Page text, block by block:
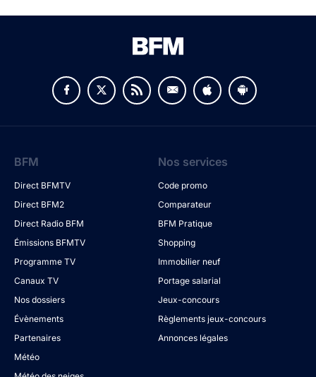
BFM
Direct BFMTV
Direct BFM2
Direct Radio BFM
Émissions BFMTV
Programme TV
Canaux TV
Nos dossiers
Évènements
Partenaires
Météo
Nos services
Code promo
Comparateur
BFM Pratique
Shopping
Immobilier neuf
Portage salarial
Jeux-concours
Règlements jeux-concours
Annonces légales